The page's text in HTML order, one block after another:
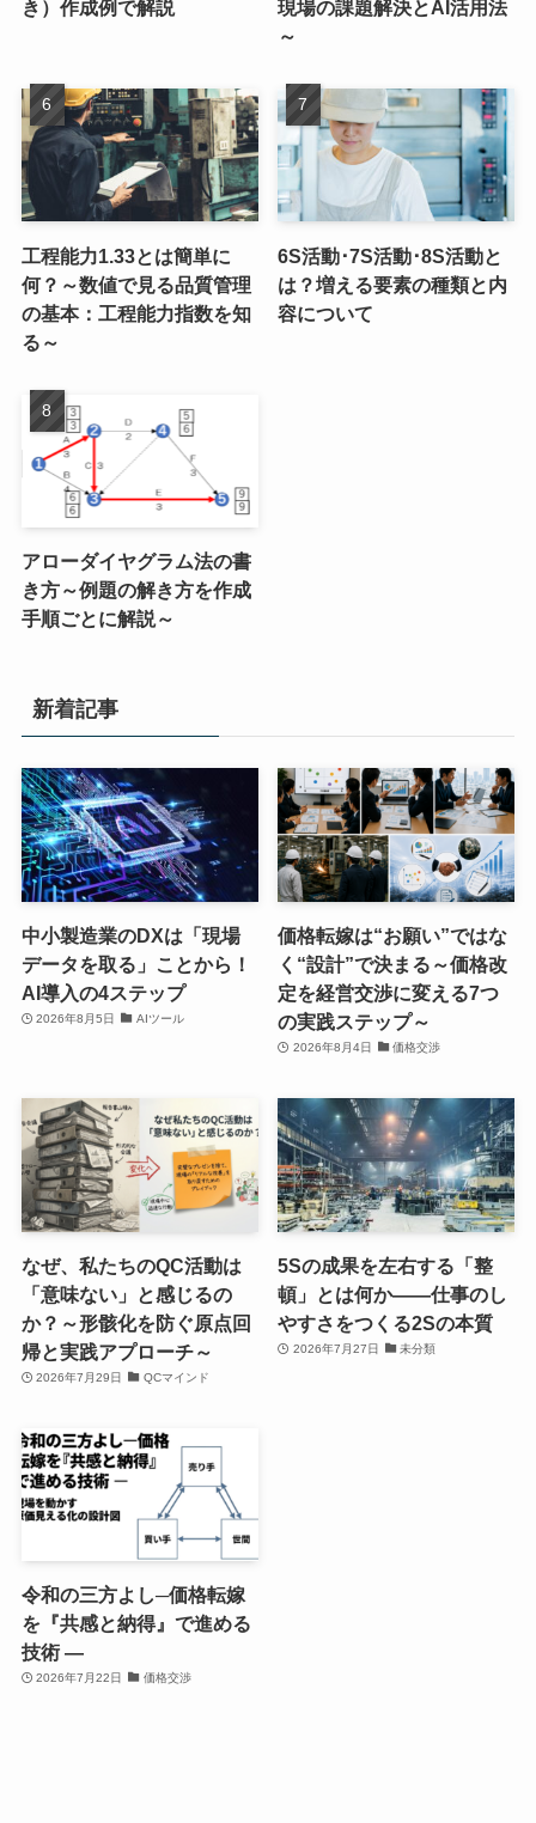
き）作成例で解説
現場の課題解決とAI活用法
～
工程能力1.33とは簡単に
何？～数値で見る品質管理
の基本：工程能力指数を知
る～
6S活動･7S活動･8S活動と
は？増える要素の種類と内
容について
アローダイヤグラム法の書
き方～例題の解き方を作成
手順ごとに解説～
新着記事
中小製造業のDXは「現場
データを取る」ことから！
AI導入の4ステップ
2026年8月5日 AIツール
価格転嫁は“お願い”ではな
く“設計”で決まる～価格改
定を経営交渉に変える7つ
の実践ステップ～
2026年8月4日 価格交渉
なぜ、私たちのQC活動は
「意味ない」と感じるの
か？～形骸化を防ぐ原点回
帰と実践アプローチ～
2026年7月29日 QCマインド
5Sの成果を左右する「整
頓」とは何か――仕事のし
やすさをつくる2Sの本質
2026年7月27日 未分類
令和の三方よし─価格転嫁
を『共感と納得』で進める
技術 ―
2026年7月22日 価格交渉